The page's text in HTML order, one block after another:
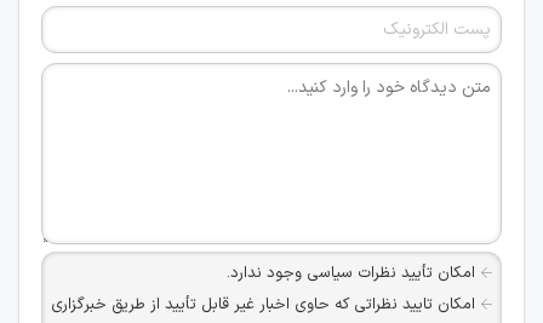
امکان تأیید نظرات سیاسی وجود ندارد.
امکان تایید نظراتی که حاوی اخبار غیر قابل تأیید از طریق خبرگزاری